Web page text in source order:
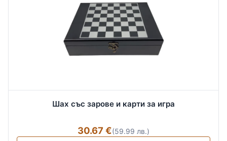
Шах със зарове и карти за игра
30.67 €(59.99 лв.)